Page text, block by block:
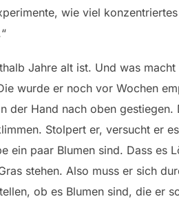
wie viel
Jahre alt ist. Und was macht
wurde er noch vor Wochen
der Hand nach oben gestiegen.
Stolpert er, versucht er
ein paar Blumen sind. Dass es
stehen. Also muss er sich
ob es Blumen sind, die er